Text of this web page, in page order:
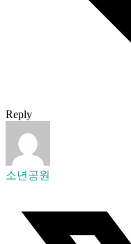
Reply
소년공원